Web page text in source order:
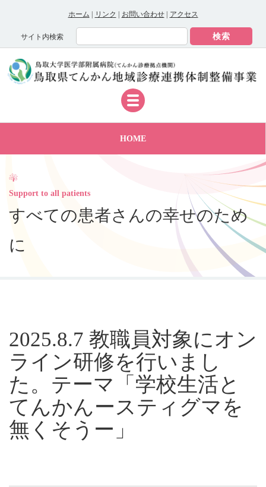
ホーム リンク お問い合わせ| アクセス
サイト内検索
てんかんとは
相談
HOME
Support to all patients
すべての患者さんの幸せのため
に
2025.8.7 教職員対象にオン
ライン研修を行いまし
た。テーマ「学校生活と
てんかんースティグマを
無くそうー」